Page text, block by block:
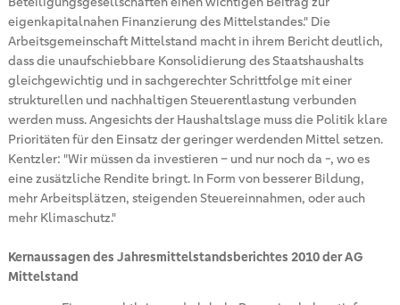
eigenkapitalnahen Finanzierung des Mittelstandes." Die
Arbeitsgemeinschaft Mittelstand macht in ihrem Bericht deutlich,
dass die unaufschiebbare Konsolidierung des Staatshaushalts
gleichgewichtig und in sachgerechter Schrittfolge mit einer
strukturellen und nachhaltigen Steuerentlastung verbunden
werden muss. Angesichts der Haushaltslage muss die Politik klare
Prioritäten für den Einsatz der geringer werdenden Mittel setzen.
Kentzler: "Wir müssen da investieren – und nur noch da -, wo es
eine zusätzliche Rendite bringt. In Form von besserer Bildung,
mehr Arbeitsplätzen, steigenden Steuereinnahmen, oder auch
mehr Klimaschutz."
Kernaussagen des Jahresmittelstandsberichtes 2010 der AG
Mittelstand